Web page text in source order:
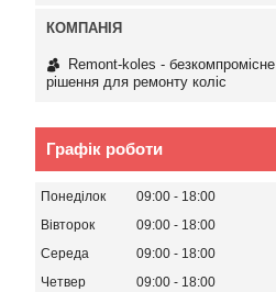
Remont-koles - безкомпромісне
рішення для ремонту коліс
Графік роботи
Понеділок 09:00
18:00
Вівторок
09:00
18:00
Середа
09:00
18:00
Четвер
09:00
18:00